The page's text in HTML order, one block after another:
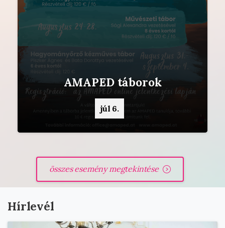
AMAPED táborok
júl 6. -
összes esemény megtekintése
Hírlevél